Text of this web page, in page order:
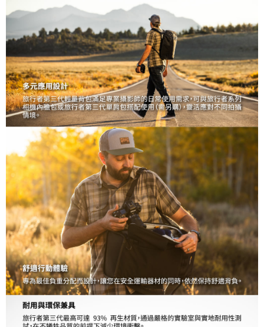
１．透過由恩沛科技股份有限公司提供之「AFTEE先享後付」服務完成之交
易，需依本服務之必要範圍內提供個人資料，並將交易相關給付款項請求債
權轉讓予恩沛科技股份有限公司。
２．關於個人資料處理事宜，請瀏覽以下網址：
https://aftee.tw/terms/#terms3
３．未成年的使用者請事先徵得法定代理人或監護人之同意方可使用
「AFTEE先享後付」，若未經同意申辦者引起之損失，本公司不負相關責
任。
４．使用「AFTEE先享後付」時，將依據個別帳號之用戶狀況，依本公司即
時審查核予不同之上限額度；若仍有額度不足之情形，本公司將視審查結果
請求用戶進行身份認證。
５．嚴禁一人註冊多個帳號或使用他人資訊註冊。若發現惡意使用之情形，
恩沛科技股份有限公司將有權停止該用戶之使用額度並採取法律行動。